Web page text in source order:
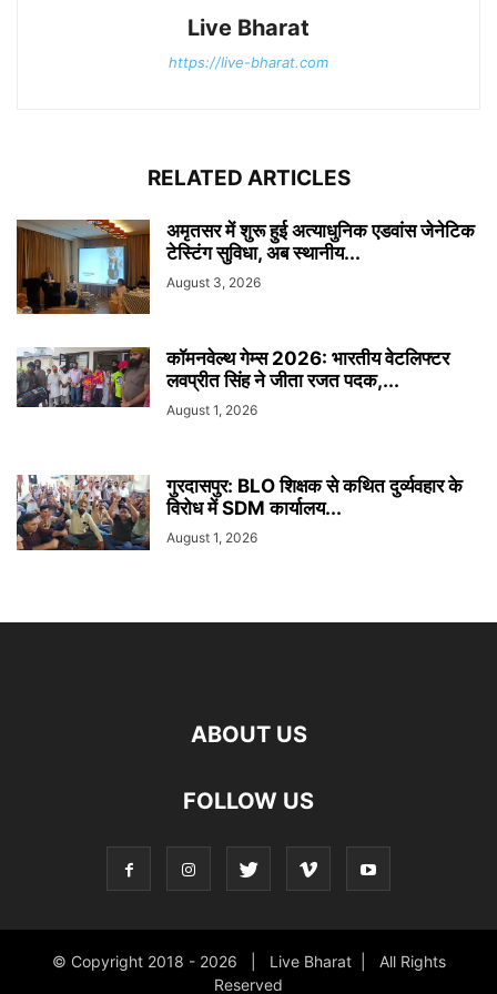
Live Bharat
https://live-bharat.com
RELATED ARTICLES
अमृतसर में शुरू हुई अत्याधुनिक एडवांस जेनेटिक
टेस्टिंग सुविधा, अब स्थानीय...
August 3, 2026
कॉमनवेल्थ गेम्स 2026: भारतीय वेटलिफ्टर
लवप्रीत सिंह ने जीता रजत पदक,...
August 1, 2026
गुरदासपुर: BLO शिक्षक से कथित दुर्व्यवहार के
विरोध में SDM कार्यालय...
August 1, 2026
ABOUT US
FOLLOW US
© Copyright 2018 - 2026 | Live Bharat | All Rights
Reserved